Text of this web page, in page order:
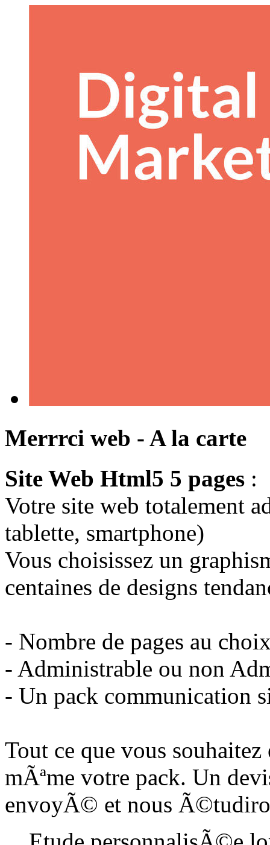
Merrrci web - A la carte
Site Web Html5 5 pages :
Votre site web totalement
tablette, smartphone)
Vous choisissez un
centaines de designs
- Nombre de pages au
- Administrable ou non
- Un pack communication
Tout ce que vous
mÃªme votre pack. Un
envoyÃ© et nous